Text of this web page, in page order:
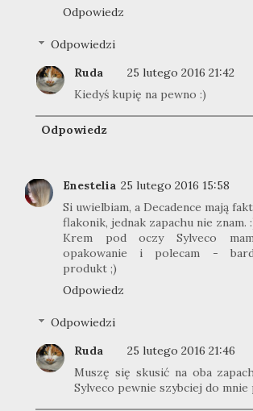
Odpowiedz
Odpowiedzi
Ruda
25 lutego 2016 21:42
Kiedyś kupię na pewno :)
Odpowiedz
Enestelia 25 lutego 2016 15:58
Si uwielbiam, a Decadence mają
flakonik, jednak zapachu nie znam.
Krem pod oczy Sylveco
opakowanie i polecam -
produkt ;)
Odpowiedz
Odpowiedzi
Ruda
25 lutego 2016 21:46
Muszę się skusić na oba
Sylveco pewnie szybciej do